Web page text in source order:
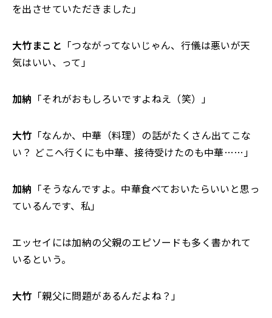
を出させていただきました」
大竹まこと 「つながってないじゃん、行儀は悪いが天
気はいい、って」
加納 「それがおもしろいですよねえ（笑）」
大竹 「なんか、中華（料理）の話がたくさん出てこな
い？ どこへ行くにも中華、接待受けたのも中華……」
加納 「そうなんですよ。中華食べておいたらいいと思っ
ているんです、私」
エッセイには加納の父親のエピソードも多く書かれて
いるという。
大竹 「親父に問題があるんだよね？」